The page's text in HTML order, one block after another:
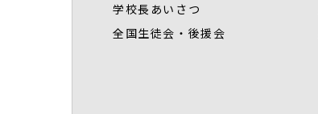
学校長あいさつ
全国生徒会・後援会